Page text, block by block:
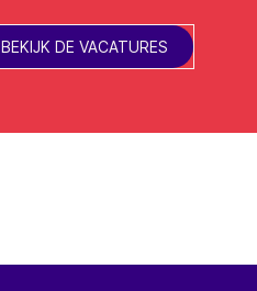
BEKIJK DE VACATURES